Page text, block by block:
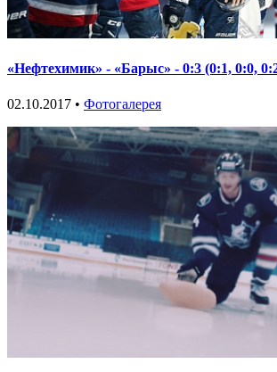
«Нефтехимик» - «Барыс» - 0:3 (0:1, 0:0,
02.10.2017 • Фотогалерея